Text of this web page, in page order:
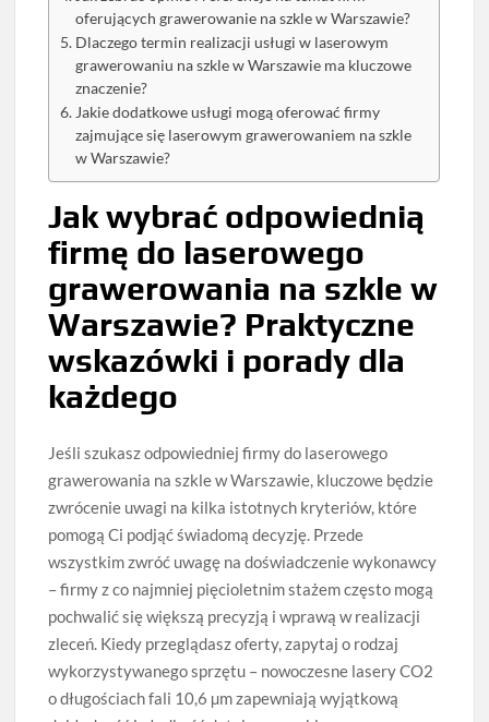
oferujących grawerowanie na szkle w Warszawie?
Dlaczego termin realizacji usługi w laserowym
grawerowaniu na szkle w Warszawie ma kluczowe
znaczenie?
Jakie dodatkowe usługi mogą oferować firmy
zajmujące się laserowym grawerowaniem na szkle
w Warszawie?
Jak wybrać odpowiednią
firmę do laserowego
grawerowania na szkle w
Warszawie? Praktyczne
wskazówki i porady dla
każdego
Jeśli szukasz odpowiedniej firmy do laserowego
grawerowania na szkle w Warszawie, kluczowe będzie
zwrócenie uwagi na kilka istotnych kryteriów, które
pomogą Ci podjąć świadomą decyzję. Przede
wszystkim zwróć uwagę na doświadczenie wykonawcy
– firmy z co najmniej pięcioletnim stażem często mogą
pochwalić się większą precyzją i wprawą w realizacji
zleceń. Kiedy przeglądasz oferty, zapytaj o rodzaj
wykorzystywanego sprzętu – nowoczesne lasery CO2
o długościach fali 10,6 µm zapewniają wyjątkową